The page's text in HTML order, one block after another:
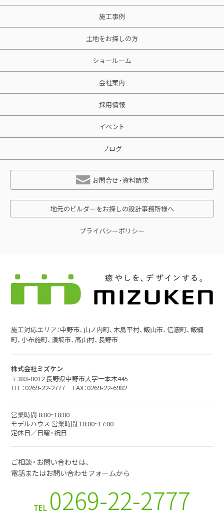
施工事例
土地をお探しの方
ショールーム
会社案内
採用情報
イベント
ブログ
お問合せ・資料請求
地元のビルダーをお探しの設計事務所様へ
プライバシーポリシー
施工対応エリア：中野市、山ノ内町、木島平村、飯山市、信濃町、飯綱
町、小布施町、須坂市、高山村、長野市
株式会社ミズケン
〒383-0012 長野県中野市大字一本木445
TEL：0269-22-2777
FAX：0269-22-6982
営業時間 8:00~18:00
モデルハウス 営業時間 10:00~17:00
定休日／日曜・祝日
ご相談・お問い合わせは、
電話またはお問い合わせフォームから
TEL 0269-22-2777